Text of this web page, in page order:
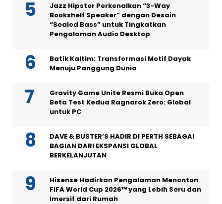
Jazz Hipster Perkenalkan “3-Way
Bookshelf Speaker” dengan Desain
“Sealed Bass” untuk Tingkatkan
Pengalaman Audio Desktop
Batik Kaltim: Transformasi Motif Dayak
Menuju Panggung Dunia
Gravity Game Unite Resmi Buka Open
Beta Test Kedua Ragnarok Zero: Global
untuk PC
DAVE & BUSTER’S HADIR DI PERTH SEBAGAI
BAGIAN DARI EKSPANSI GLOBAL
BERKELANJUTAN
Hisense Hadirkan Pengalaman Menonton
FIFA World Cup 2026™ yang Lebih Seru dan
Imersif dari Rumah